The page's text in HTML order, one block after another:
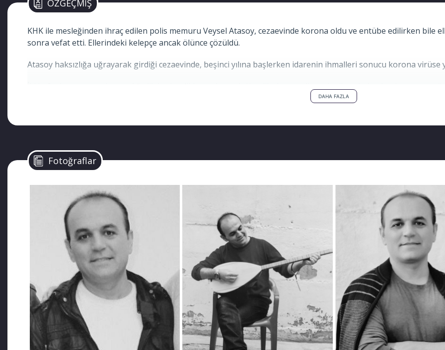
ÖZGEÇMİŞ
KHK ile mesleğinden ihraç edilen polis memuru Veysel Atasoy, cezaevinde korona oldu ve entübe edilirken bile
sonra vefat etti. Ellerindeki kelepçe ancak ölünce çözüldü.
Atasoy haksızlığa uğrayarak girdiği cezaevinde, beşinci yılına başlerken idarenin ihmalleri sonucu korona virüse
getirmedi. Hastaneye iki hafta geç sevk edilen Atasoy, entübe edilirken bile elleri yatağa kelepçeliydi. Bu şekilde
“Eşim Korona nedeniyle entübe edilirken bile elleri yatağa kelepçeyle bağlıydı” diyen Sümeyra Atasoy, eşinin
Kindar bir AKP iktidarının katlettiği polis memuru Veysal Atasoy’un eşi Sümeyra Atasoy’ın yazısı;
Eşim Korona nedeniyle entübe edilirken bile elleri yatağa kelepçeyle bağlıydı. Eşim Veysel Atasoy; haksızlığa
ihmaller sonucunda korona virüse yakalandı. İki hafta boyunca yazdığı dilekçeler dikkate alınmadı. Gardiyanlar
geç sevk edilen Atasoy, 35 gün yattıktan sonra veda etti bu dünyaya.
Hastanede kaldığı süre boyunca, hatta entübe edilirken bile elleri yatağa kelepçe ile bağlıydı. Vefat ettikten
Ailesini 35 gün hastaneye sokmayan jandarmalar, Atasoy vefat ettikten sonra bile ona rahat vermediler. Otopsi
Zor şartlar altında kısa bir süre naaşını görebildik, onun sanki yaşıyor gibi tebessüm eden yüzüyle karşılaştık.
günlüğünden bazı bölümleri paylaşmak istiyorum: “Gelecek günler aydınlıksa, çekilen çileler kutsaldır” sözü ile
“Güzel günler göreceğiz canlarım, bu günler gelip geçecek, tebessümle anacağız, yâd edeceğiz, hepsi tez
DAHA FAZLA
Fotoğraflar